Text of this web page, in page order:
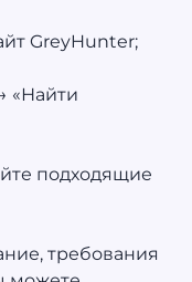
GreyHunter;
«Найти
подходящие
требования